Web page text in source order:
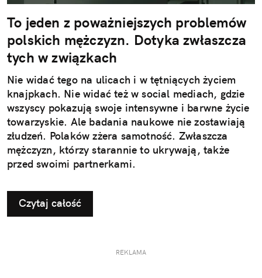
To jeden z poważniejszych problemów
polskich mężczyzn. Dotyka zwłaszcza
tych w związkach
Nie widać tego na ulicach i w tętniących życiem
knajpkach. Nie widać też w social mediach, gdzie
wszyscy pokazują swoje intensywne i barwne życie
towarzyskie. Ale badania naukowe nie zostawiają
złudzeń. Polaków zżera samotność. Zwłaszcza
mężczyzn, którzy starannie to ukrywają, także
przed swoimi partnerkami.
Czytaj całość
REKLAMA